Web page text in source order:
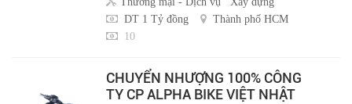
DT 1 Tỷ đồng
Thành phố HCM
10
CHUYỂN NHƯỢNG 100% CÔNG
TY CP ALPHA BIKE VIỆT NHẬT